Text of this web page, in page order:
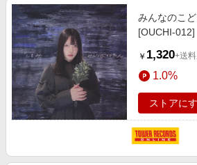
みんなのこ
[OUCHI-012]
￥ 1,320+送料
1.0%
ストアに